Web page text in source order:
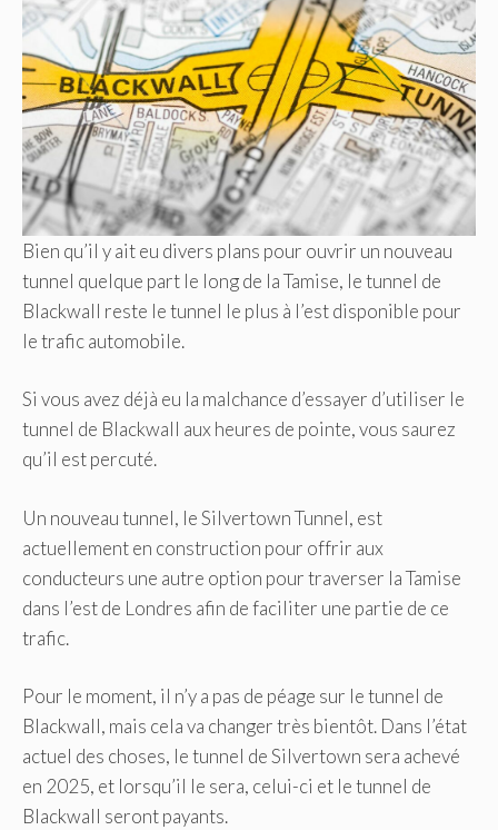
Bien qu’il y ait eu divers plans pour ouvrir un nouveau
tunnel quelque part le long de la Tamise, le tunnel de
Blackwall reste le tunnel le plus à l’est disponible pour
le trafic automobile.
Si vous avez déjà eu la malchance d’essayer d’utiliser le
tunnel de Blackwall aux heures de pointe, vous saurez
qu’il est percuté.
Un nouveau tunnel, le Silvertown Tunnel, est
actuellement en construction pour offrir aux
conducteurs une autre option pour traverser la Tamise
dans l’est de Londres afin de faciliter une partie de ce
trafic.
Pour le moment, il n’y a pas de péage sur le tunnel de
Blackwall, mais cela va changer très bientôt. Dans l’état
actuel des choses, le tunnel de Silvertown sera achevé
en 2025, et lorsqu’il le sera, celui-ci et le tunnel de
Blackwall seront payants.